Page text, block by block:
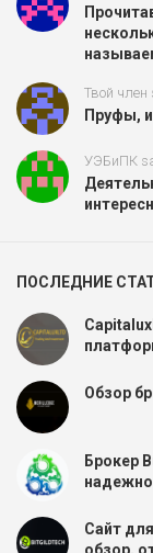
Твой член
Пруфы,
УЭБиПК
ПОСЛЕДНИЕ
Обзор
Брокер
Сайт